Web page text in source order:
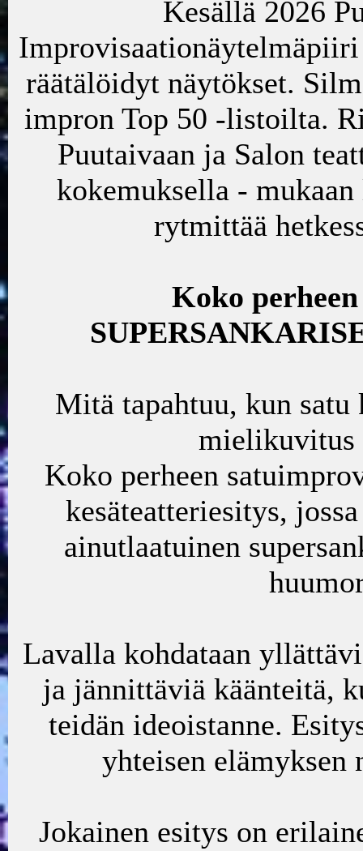
Kesällä 2026
räätälöidyt näytökset.
impron Top 50 -listoilta.
Puutaivaan ja Salon
kokemuksella -
rytmittää
Koko
Mitä tapahtuu, kun satu
mielikuvitus
Koko perheen
kesäteatteriesitys,
ainutlaatuinen
Lavalla kohdataan
ja jännittäviä käänteitä,
teidän ideoistanne.
yhteisen
Jokainen esitys on